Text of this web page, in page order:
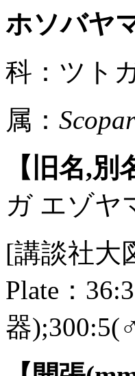
ホソバヤ
科：ツト
属：
【旧名,
ガ エゾヤ
[講談社大
Plate：
器